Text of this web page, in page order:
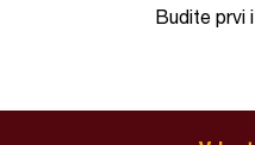
Budite prvi